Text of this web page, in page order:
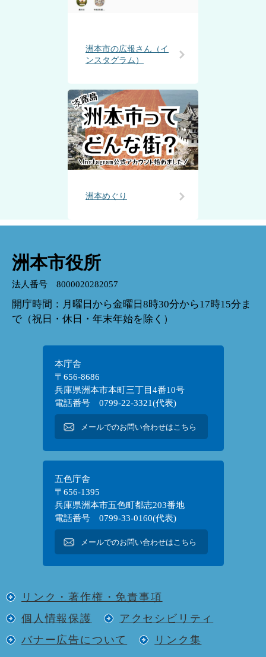
洲本市の広報さん（イ
ンスタグラム）
洲本めぐり
洲本市役所
法人番号 8000020282057
開庁時間：月曜日から金曜日8時30分から17時15分ま
で（祝日・休日・年末年始を除く）
本庁舎
〒656-8686
兵庫県洲本市本町三丁目4番10号
電話番号 0799-22-3321(代表)
メールでのお問い合わせはこちら
五色庁舎
〒656-1395
兵庫県洲本市五色町都志203番地
電話番号 0799-33-0160(代表)
メールでのお問い合わせはこちら
リンク・著作権・免責事項
個人情報保護
アクセシビリティ
バナー広告について
リンク集